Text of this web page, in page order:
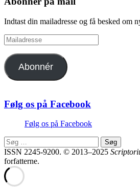
Indtast din mailadresse og få besked om
Mailadresse
Abonnér
Følg os på Facebook
Følg os på Facebook
Søg
efter:
ISSN 2245-9200. © 2013–2025
forfatterne.